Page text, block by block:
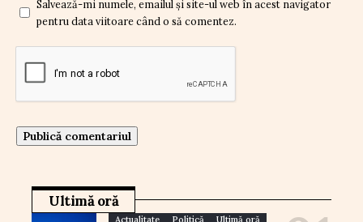
Salvează-mi numele, emailul și site-ul web în acest navigator
pentru data viitoare când o să comentez.
Ultimă oră
Actualitate Politică Ultimă oră